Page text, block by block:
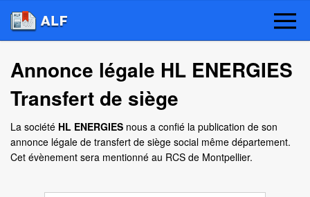
Annonce légale HL ENERGIES
Transfert de siège
La société HL ENERGIES nous a confié la publication de son
annonce légale de transfert de siège social même département.
Cet évènement sera mentionné au RCS de Montpellier.